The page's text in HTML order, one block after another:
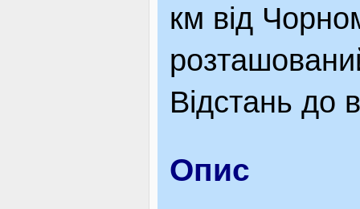
ОГОЛОШЕННЯ
ЯК ДОЇХАТИ
км від
Відстань до
Опис